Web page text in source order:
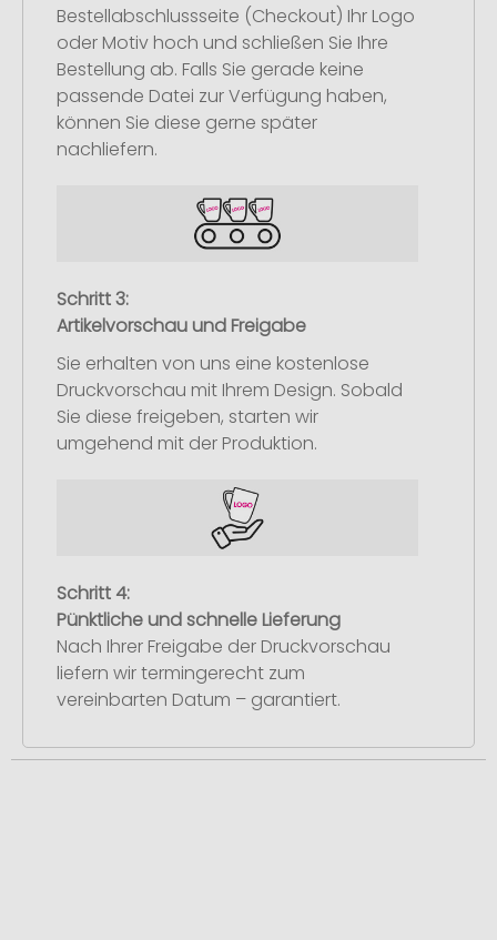
Bestellabschlussseite (Checkout) Ihr Logo
oder Motiv hoch und schließen Sie Ihre
Bestellung ab. Falls Sie gerade keine
passende Datei zur Verfügung haben,
können Sie diese gerne später
nachliefern.
Schritt 3:
Artikelvorschau und Freigabe
Sie erhalten von uns eine kostenlose
Druckvorschau mit Ihrem Design. Sobald
Sie diese freigeben, starten wir
umgehend mit der Produktion.
Schritt 4:
Pünktliche und schnelle Lieferung
Nach Ihrer Freigabe der Druckvorschau
liefern wir termingerecht zum
vereinbarten Datum – garantiert.